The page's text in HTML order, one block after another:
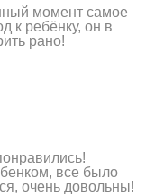
момент самое
к ребёнку, он в
рано!
все было
очень довольны!